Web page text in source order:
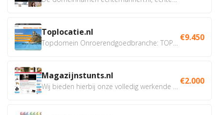
Toplocatie.nl €9.450
Magazijnstunts.nl €2.000